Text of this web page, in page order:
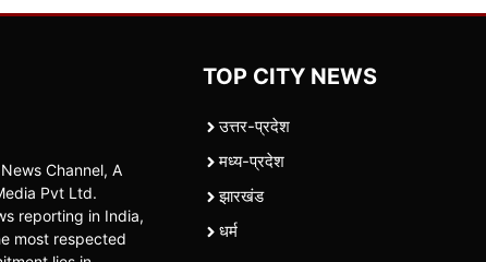
Channel, A
Pvt Ltd.
reporting in India,
most respected
TOP CITY NEWS
उत्तर-प्रदेश
मध्य-प्रदेश
झारखंड
धर्म